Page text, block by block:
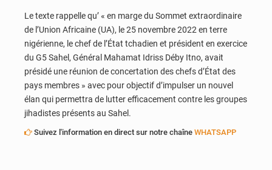
Le texte rappelle qu’ « en marge du Sommet extraordinaire
de l’Union Africaine (UA), le 25 novembre 2022 en terre
nigérienne, le chef de l’État tchadien et président en exercice
du G5 Sahel, Général Mahamat Idriss Déby Itno, avait
présidé une réunion de concertation des chefs d’État des
pays membres » avec pour objectif d’impulser un nouvel
élan qui permettra de lutter efficacement contre les groupes
jihadistes présents au Sahel.
Suivez l'information en direct sur notre chaîne WHATSAPP